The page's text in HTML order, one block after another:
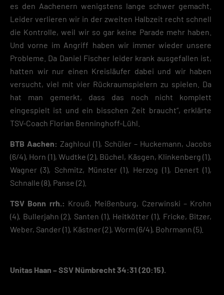
es den Aachenern wenigstens lange schwer gemacht.
Leider verlieren wir in der zweiten Halbzeit recht schnell
die Kontrolle, weil wir so gar keine Parade mehr haben.
Und vorne im Angriff haben wir immer wieder unsere
Probleme. Da Daniel Fischer leider krank ausgefallen ist,
hatten wir nur einen Kreisläufer dabei und wir haben
versucht, viel mit vier Rückraumspielern zu spielen. Da
hat man gemerkt, dass das noch nicht komplett
eingespielt ist und ein bisschen Zeit braucht“, erklärte
TSV-Coach Florian Benninghoff-Lühl.
BTB Aachen: Zaghloul (1), Schüler – Huckemann, Jacobs
(6/4), Horn (1), Wudtke (2), Büchel, Käsgen, Klinkenberg (1),
Wagner (3), Schmitz, Münster (1), Herzog (1), Denert (1),
Schnalle (8), Panse (2).
TSV Bonn rrh.: Krouß, Meißenburg, Czerwinski – Krohn
(4), Bullerjahn (2), Santen (1), Heitkötter (1), Fricke, Bitzer,
Weber, Sander (1), Kästner (2), Worm (6/4), Bohrmann (5).
Unitas Haan – SSV Nümbrecht 34:31 (20:15).